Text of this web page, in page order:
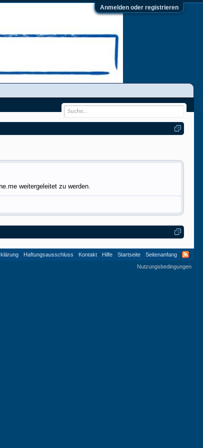
Anmelden oder registrieren
weitergeleitet zu werden.
Haftungsausschluss Kontakt Hilfe Startseite
Seitenanfang
Nutzungsbedingungen